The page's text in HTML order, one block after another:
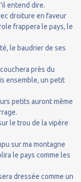
entend dire.
droiture en faveur
frappera le pays, le
le baudrier de ses
près du
ensemble, un petit
petits auront même
le trou de la vipère
sur ma montagne
le pays comme les
dressée comme un